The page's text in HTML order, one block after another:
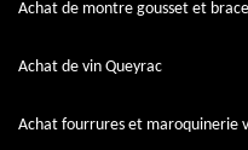
Achat de montre gousset et
Achat de vin Queyrac
Achat fourrures et maroquinerie